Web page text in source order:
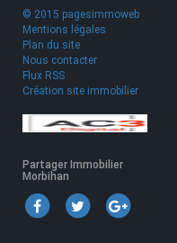
© 2015 pagesimmoweb
Mentions légales
Plan du site
Nous contacter
Flux RSS
Création site immobilier
Partager Immobilier
Morbihan